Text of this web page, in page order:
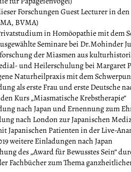
Forschungen Guest Lecturer in
BVMA)
in Homöopathie mit dem
Seminare bei Dr.Mohinder
der Miasmen aus
und Heilerschulung bei Margaret
Naturheilpraxis mit dem
als erste Frau und erste Deutsche
Kurs „Miasmatische Krebstherapie“
nach Japan und Ernennung zum
nach London zur Japanischen
Japanischen Patienten in der Live-
weitere Einladungen nach Japan
des „Award für Bewusstes Sein“
Fachbücher zum Thema